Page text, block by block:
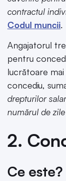
contractul
Codul muncii.
Angajatorul
pentru
lucrătoare
concediu,
drepturilor
numărul de
2.
Ce este?